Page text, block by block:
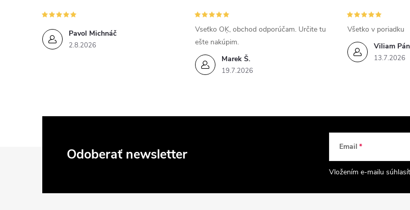
Pavol Michnáč
2.8.2026
Marek Š.
19.7.2026
Vseťko OĶ, obchod odporúčam. Určite tu
ešte nakúpim.
Viliam
13.7.2026
Všetko v poriadku
Odoberať newsletter Email
Vložením e-mailu